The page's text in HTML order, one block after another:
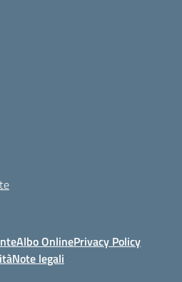
Albo OnlinePrivacy Policy
Note legali